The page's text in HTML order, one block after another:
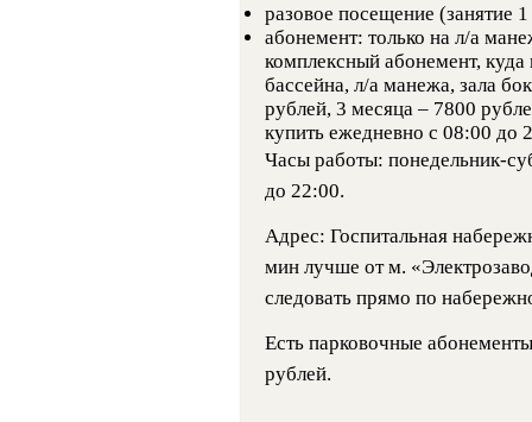
разовое посещение (занятие
абонемент: только на л/а
комплексный абонемент,
бассейна, л/а манежа, зала
рублей, 3 месяца – 7800
купить ежедневно с 08:00 до
Часы работы: понедельник-
до 22:00.
Адрес: Госпитальная
мин лучше от м.
следовать прямо по
Есть парковочные
рублей.